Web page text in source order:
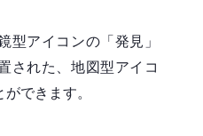
型アイコンの「発見」
された、地図型アイコ
できます。